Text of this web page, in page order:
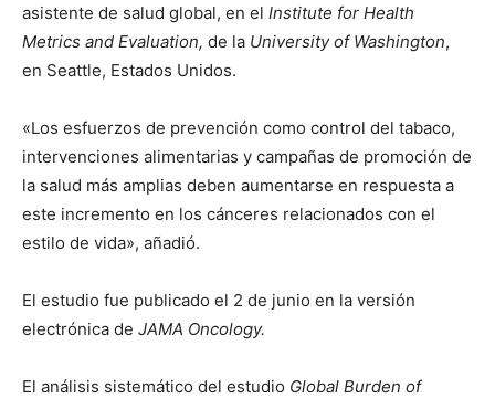
asistente de salud global, en el Institute for Health
Metrics and Evaluation, de la University of Washington,
en Seattle, Estados Unidos.
«Los esfuerzos de prevención como control del tabaco,
intervenciones alimentarias y campañas de promoción de
la salud más amplias deben aumentarse en respuesta a
este incremento en los cánceres relacionados con el
estilo de vida», añadió.
El estudio fue publicado el 2 de junio en la versión
electrónica de JAMA Oncology.
El análisis sistemático del estudio Global Burden of